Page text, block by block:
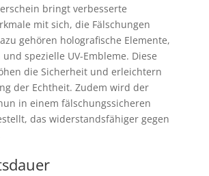
bringt verbesserte
mit sich, die Fälschungen
gehören holografische Elemente,
spezielle UV-Embleme. Diese
die Sicherheit und erleichtern
der Echtheit. Zudem wird der
in einem fälschungssicheren
das widerstandsfähiger gegen